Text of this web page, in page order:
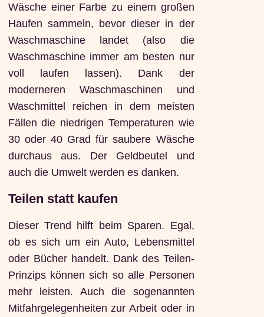
Wäsche einer Farbe zu einem großen
Haufen sammeln, bevor dieser in der
Waschmaschine landet (also die
Waschmaschine immer am besten nur
voll laufen lassen). Dank der
moderneren Waschmaschinen und
Waschmittel reichen in dem meisten
Fällen die niedrigen Temperaturen wie
30 oder 40 Grad für saubere Wäsche
durchaus aus. Der Geldbeutel und
auch die Umwelt werden es danken.
Teilen statt kaufen
Dieser Trend hilft beim Sparen. Egal,
ob es sich um ein Auto, Lebensmittel
oder Bücher handelt. Dank des Teilen-
Prinzips können sich so alle Personen
mehr leisten. Auch die sogenannten
Mitfahrgelegenheiten zur Arbeit oder in